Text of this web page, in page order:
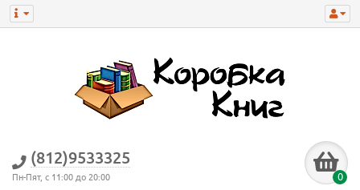
(812)9533325
Пн-Пят, с 11:00 до 20:00 0